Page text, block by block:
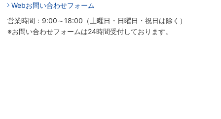
Webお問い合わせフォーム
営業時間：9:00～18:00（土曜日・日曜日・祝日は除く）
※お問い合わせフォームは24時間受付しております。